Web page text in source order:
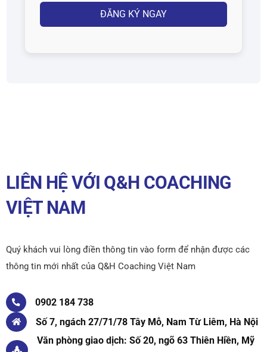
LIÊN HỆ VỚI Q&H COACHING
VIỆT NAM
Quý khách vui lòng điền thông tin vào form để nhận được các
thông tin mới nhất của Q&H Coaching Việt Nam
0902 184 738
Số 7, ngách 27/71/78 Tây Mỗ, Nam Từ Liêm, Hà Nội
Văn phòng giao dịch: Số 20, ngõ 63 Thiên Hiền, Mỹ